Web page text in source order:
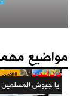
مواضيع
يا جيوش المسلمين